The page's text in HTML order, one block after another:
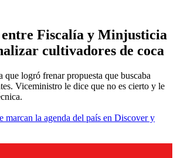
Fiscalía y Minjusticia
cultivadores de coca
que logró frenar propuesta que buscaba
Viceministro le dice que no es cierto y le
marcan la agenda del país en Discover y